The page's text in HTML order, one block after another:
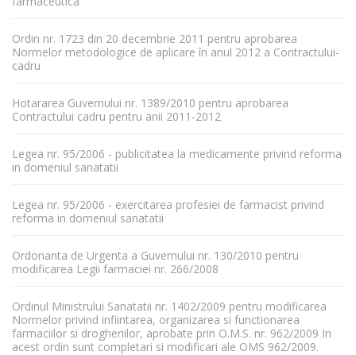
Ordin nr. 1723 din 20 decembrie 2011 pentru aprobarea
Normelor metodologice de aplicare în anul 2012 a Contractului-
cadru
Hotararea Guvernului nr. 1389/2010 pentru aprobarea
Contractului cadru pentru anii 2011-2012
Legea nr. 95/2006 - publicitatea la medicamente privind reforma
in domeniul sanatatii
Legea nr. 95/2006 - exercitarea profesiei de farmacist privind
reforma in domeniul sanatatii
Ordonanta de Urgenta a Guvernului nr. 130/2010 pentru
modificarea Legii farmaciei nr. 266/2008
Ordinul Ministrului Sanatatii nr. 1402/2009 pentru modificarea
Normelor privind infiintarea, organizarea si functionarea
farmaciilor si drogheriilor, aprobate prin O.M.S. nr. 962/2009 In
acest ordin sunt completari si modificari ale OMS 962/2009.